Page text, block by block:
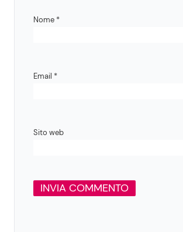
Nome *
Email *
Sito web